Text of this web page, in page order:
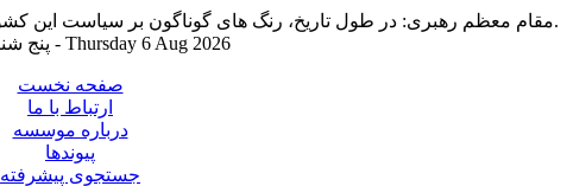
مقام معظم رهبری: در طول تاریخ، رنگ های گوناگون بر سیاست این کشور پهناور سایه افکند؛ اما رنگ ثابت مردم گیلان، رنگ ایمان بود.
پنج شنبه ۱۵ مرداد ۱۴۰۵ - Thursday 6 Aug 2026
صفحه نخست
ارتباط با ما
درباره موسسه
پیوندها
جستجوی پیشرفته